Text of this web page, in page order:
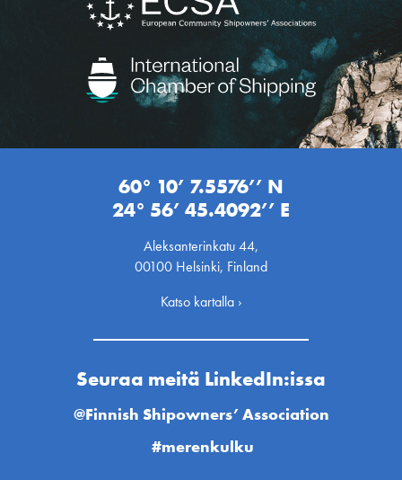
60° 10’ 7.5576’’ N
24° 56’ 45.4092’’ E
Aleksanterinkatu 44,
00100 Helsinki, Finland
Katso kartalla ›
Seuraa meitä LinkedIn:issa
@Finnish Shipowners’ Association
#merenkulku